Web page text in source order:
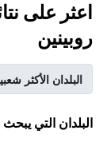
اعثر على
روبينين
البلدان الأكثر
البلدان التي